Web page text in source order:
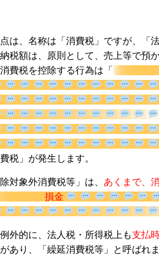
畿税理士会 神戸支部：登録番号
本公認会計士協会 兵庫会：登録番号
庫県行政書士会：登録番号19300373
年生まれ、大阪府豊中市出身
ずさ監査法人出身
レアビズコンサルティング株式会社
チャ
続専門サイト：御影みらい相続セン
は、名称は「消費税」ですが、「
税額は、原則として、売上等で預
費税を控除する行為は「
除対象外消費税」が発生します。
対象外消費税等」は、 あくまで、
損金
外的に、法人税・所得税上も支払
あり、「繰延消費税等」と呼ばれ